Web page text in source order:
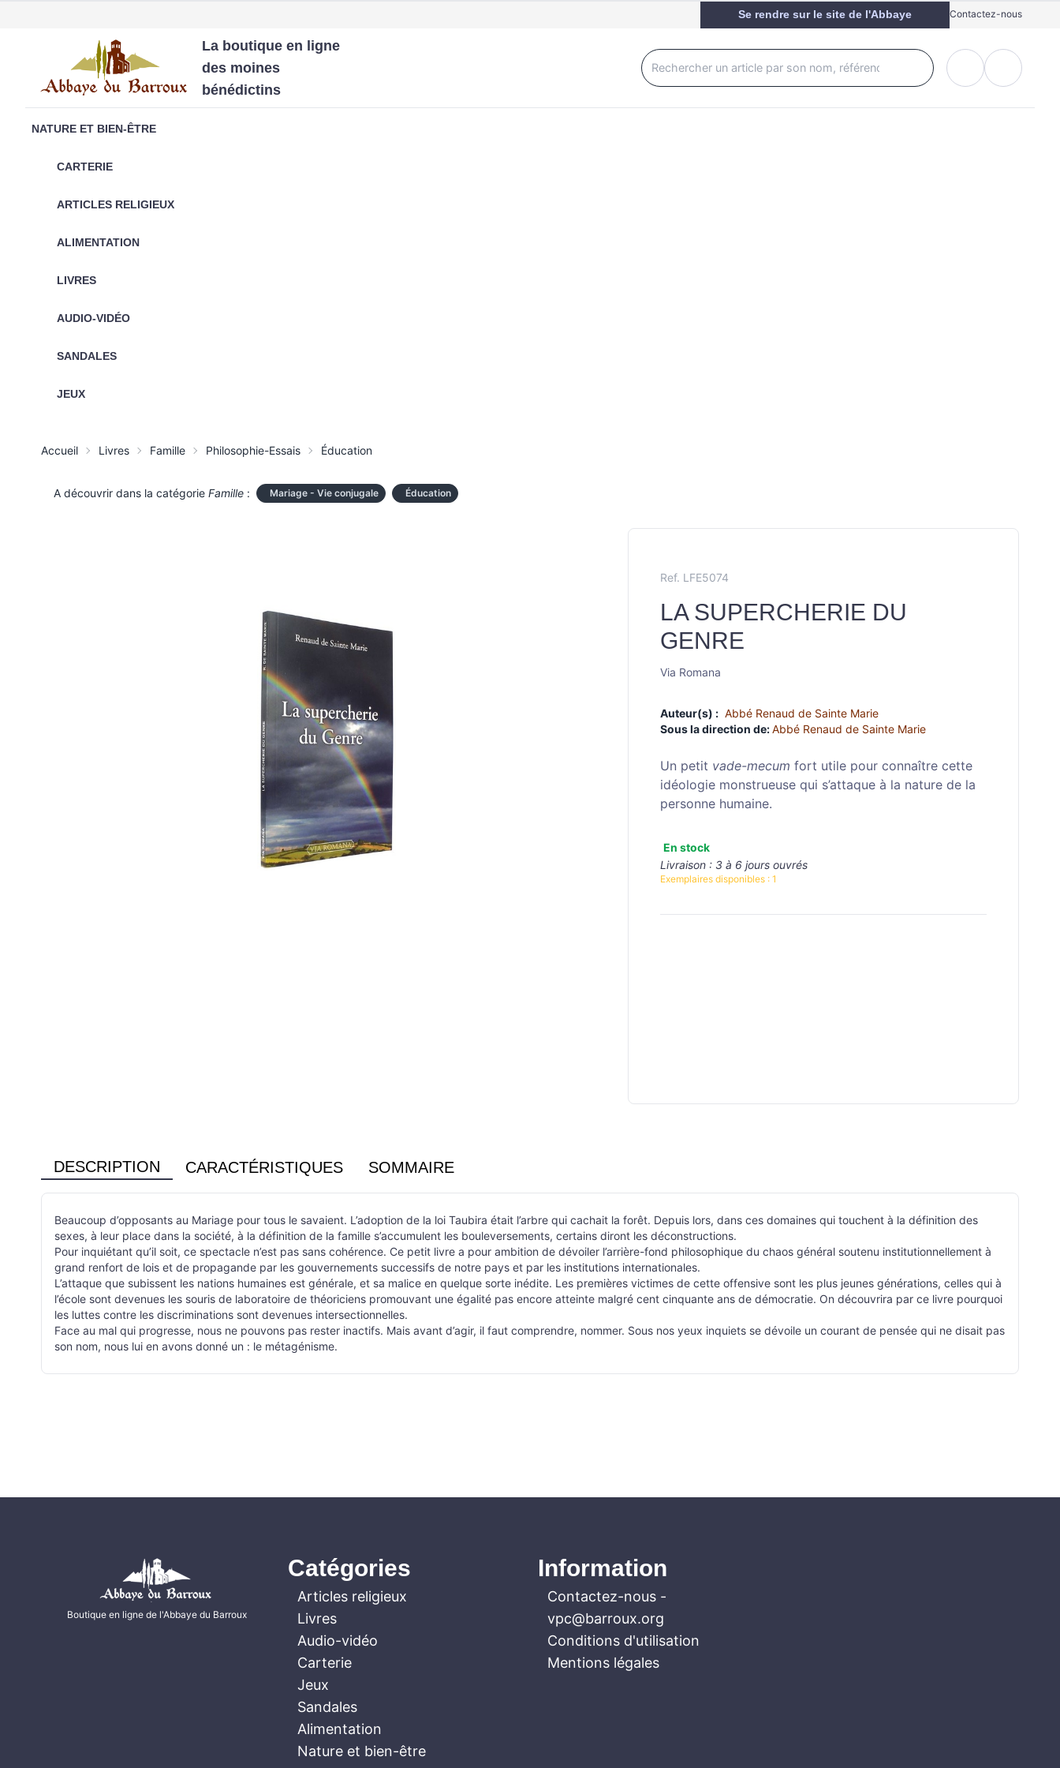
Se rendre sur le site de l'Abbaye Contactez-nous
NATURE ET BIEN-ÊTRE
CARTERIE
ARTICLES RELIGIEUX
ALIMENTATION
LIVRES
AUDIO-VIDÉO
SANDALES
JEUX
La boutique en ligne
des moines
bénédictins
Accueil Livres Famille Philosophie-Essais Éducation
A découvrir dans la catégorie Famille : Mariage - Vie conjugale Éducation
Ref. LFE5074
LA SUPERCHERIE DU
GENRE
Via Romana
Auteur(s) : Abbé Renaud de Sainte Marie
Sous la direction de:Abbé Renaud de Sainte Marie
Un petit vade-mecum fort utile pour connaître cette
idéologie monstrueuse qui s’attaque à la nature de la
personne humaine.
En stock
Livraison : 3 à 6 jours ouvrés
Exemplaires disponibles : 1
DESCRIPTION CARACTÉRISTIQUES SOMMAIRE
Beaucoup d’opposants au Mariage pour tous le savaient. L’adoption de la loi Taubira était l’arbre qui cachait la forêt. Depuis lors, dans ces domaines qui touchent à la définition des
sexes, à leur place dans la société, à la définition de la famille s’accumulent les bouleversements, certains diront les déconstructions.
Pour inquiétant qu’il soit, ce spectacle n’est pas sans cohérence. Ce petit livre a pour ambition de dévoiler l’arrière-fond philosophique du chaos général soutenu institutionnellement à
grand renfort de lois et de propagande par les gouvernements successifs de notre pays et par les institutions internationales.
L’attaque que subissent les nations humaines est générale, et sa malice en quelque sorte inédite. Les premières victimes de cette offensive sont les plus jeunes générations, celles qui à
l’école sont devenues les souris de laboratoire de théoriciens promouvant une égalité pas encore atteinte malgré cent cinquante ans de démocratie. On découvrira par ce livre pourquoi
les luttes contre les discriminations sont devenues intersectionnelles.
Face au mal qui progresse, nous ne pouvons pas rester inactifs. Mais avant d’agir, il faut comprendre, nommer. Sous nos yeux inquiets se dévoile un courant de pensée qui ne disait pas
son nom, nous lui en avons donné un : le métagénisme.
Boutique en ligne de l'Abbaye du Barroux
Catégories
Articles religieux
Livres
Audio-vidéo
Carterie
Jeux
Sandales
Alimentation
Nature et bien-être
Information
Contactez-nous -
vpc@barroux.org
Conditions d'utilisation
Mentions légales